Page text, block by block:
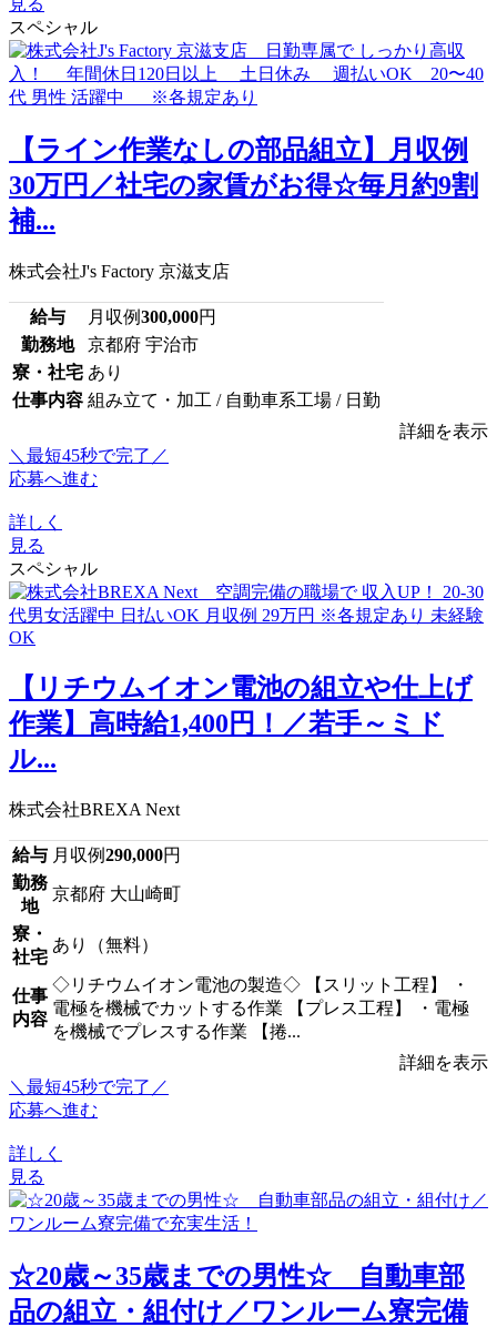
見る
スペシャル
【ライン作業なしの部品組立】月収例
30万円／社宅の家賃がお得☆毎月約9割
補...
株式会社J's Factory 京滋支店
給与 月収例300,000円
勤務地
京都府 宇治市
寮・社宅 あり
仕事内容 組み立て・加工 / 自動車系工場 / 日勤
詳細を表示
＼最短45秒で完了／
応募へ進む
詳しく
見る
スペシャル
【リチウムイオン電池の組立や仕上げ
作業】高時給1,400円！／若手～ミド
ル...
株式会社BREXA Next
給与 月収例290,000円
勤務
地
京都府 大山崎町
寮・
社宅
あり（無料）
仕事
内容
◇リチウムイオン電池の製造◇ 【スリット工程】 ・
電極を機械でカットする作業 【プレス工程】 ・電極
を機械でプレスする作業 【捲...
詳細を表示
＼最短45秒で完了／
応募へ進む
詳しく
見る
☆20歳～35歳までの男性☆ 自動車部
品の組立・組付け／ワンルーム寮完備